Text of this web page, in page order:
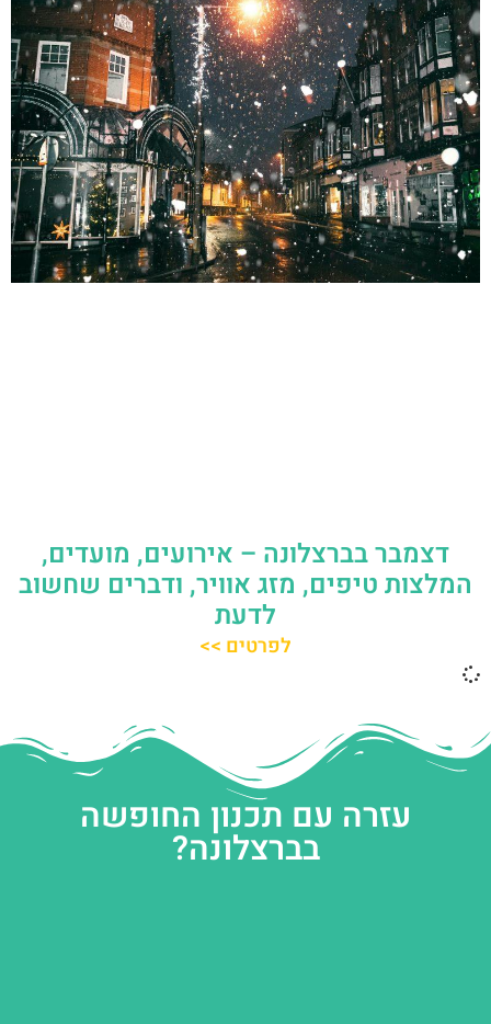
דצמבר בברצלונה – אירועים, מועדים,
המלצות טיפים, מזג אוויר, ודברים שחשוב
לדעת
לפרטים >>
עזרה עם תכנון החופשה
בברצלונה?